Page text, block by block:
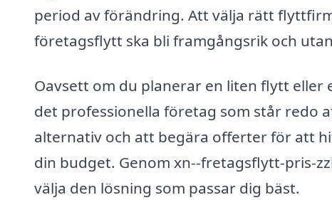
period av förändring. Att välja rätt
företagsflytt ska bli framgångsrik och
Oavsett om du planerar en liten flytt
det professionella företag som står redo
alternativ och att begära offerter för att
din budget. Genom xn--fretagsflytt-pris-
välja den lösning som passar dig bäst.